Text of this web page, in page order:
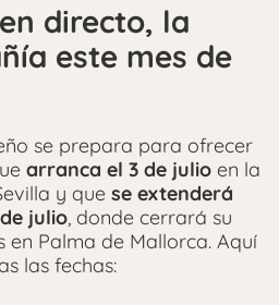
directo, la
este mes de
se prepara para ofrecer
arranca el 3 de julio en la
y que se extenderá
julio, donde cerrará su
en Palma de Mallorca. Aquí
las fechas: